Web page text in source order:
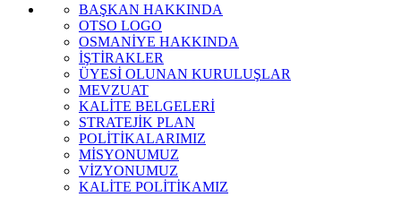
BAŞKAN HAKKINDA
OTSO LOGO
OSMANİYE HAKKINDA
İŞTİRAKLER
ÜYESİ OLUNAN KURULUŞLAR
MEVZUAT
KALİTE BELGELERİ
STRATEJİK PLAN
POLİTİKALARIMIZ
MİSYONUMUZ
VİZYONUMUZ
KALİTE POLİTİKAMIZ